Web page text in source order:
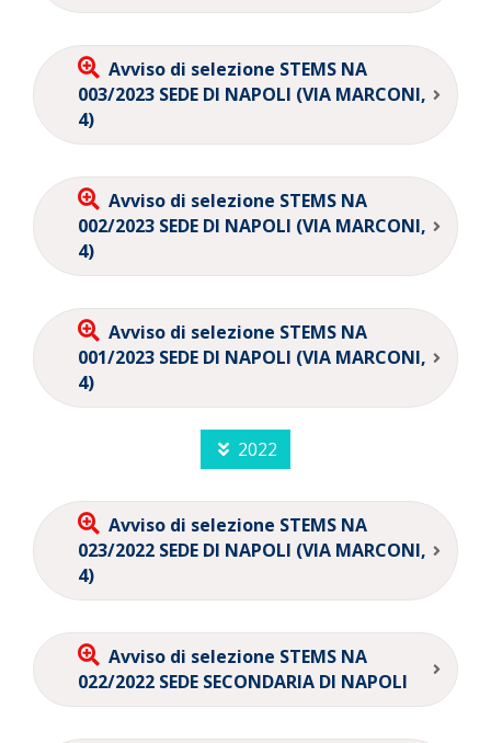
Avviso di selezione STEMS NA
003/2023 SEDE DI NAPOLI (VIA MARCONI,
4)
Avviso di selezione STEMS NA
002/2023 SEDE DI NAPOLI (VIA MARCONI,
4)
Avviso di selezione STEMS NA
001/2023 SEDE DI NAPOLI (VIA MARCONI,
4)
2022
Avviso di selezione STEMS NA
023/2022 SEDE DI NAPOLI (VIA MARCONI,
4)
Avviso di selezione STEMS NA
022/2022 SEDE SECONDARIA DI NAPOLI